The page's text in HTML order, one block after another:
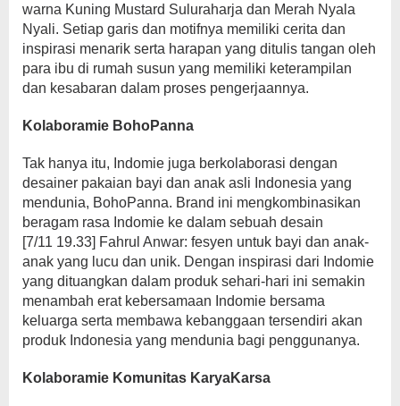
warna Kuning Mustard Suluraharja dan Merah Nyala
Nyali. Setiap garis dan motifnya memiliki cerita dan
inspirasi menarik serta harapan yang ditulis tangan oleh
para ibu di rumah susun yang memiliki keterampilan
dan kesabaran dalam proses pengerjaannya.
Kolaboramie BohoPanna
Tak hanya itu, Indomie juga berkolaborasi dengan
desainer pakaian bayi dan anak asli Indonesia yang
mendunia, BohoPanna. Brand ini mengkombinasikan
beragam rasa Indomie ke dalam sebuah desain
[7/11 19.33] Fahrul Anwar: fesyen untuk bayi dan anak-
anak yang lucu dan unik. Dengan inspirasi dari Indomie
yang dituangkan dalam produk sehari-hari ini semakin
menambah erat kebersamaan Indomie bersama
keluarga serta membawa kebanggaan tersendiri akan
produk Indonesia yang mendunia bagi penggunanya.
Kolaboramie Komunitas KaryaKarsa